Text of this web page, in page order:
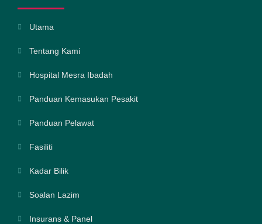
Utama
Tentang Kami
Hospital Mesra Ibadah
Panduan Kemasukan Pesakit
Panduan Pelawat
Fasiliti
Kadar Bilik
Soalan Lazim
Insurans & Panel